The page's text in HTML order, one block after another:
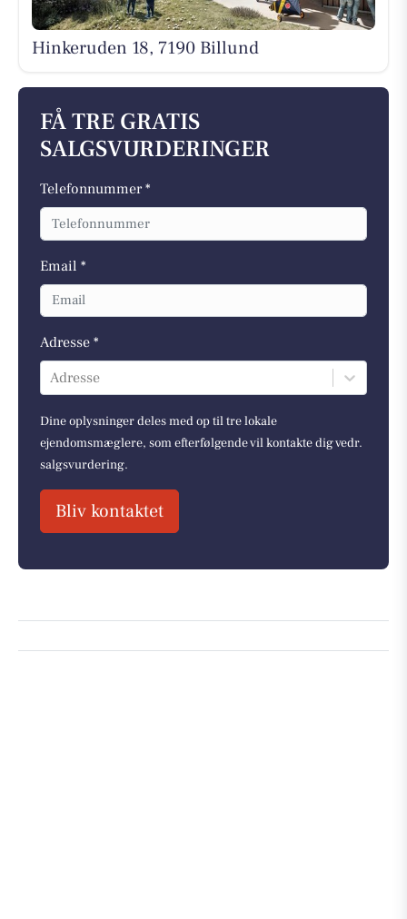
Hinkeruden 18, 7190 Billund
FÅ TRE GRATIS
SALGSVURDERINGER
Telefonnummer *
Email *
Adresse *
Adresse
Dine oplysninger deles med op til tre lokale
ejendomsmæglere, som efterfølgende vil kontakte dig vedr.
salgsvurdering.
Bliv kontaktet